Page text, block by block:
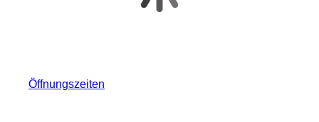
Öffnungszeiten